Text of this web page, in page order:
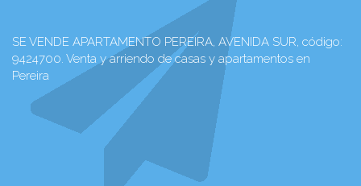
SE VENDE APARTAMENTO PEREIRA, AVENIDA SUR, código:
9424700. Venta y arriendo de casas y apartamentos en
Pereira